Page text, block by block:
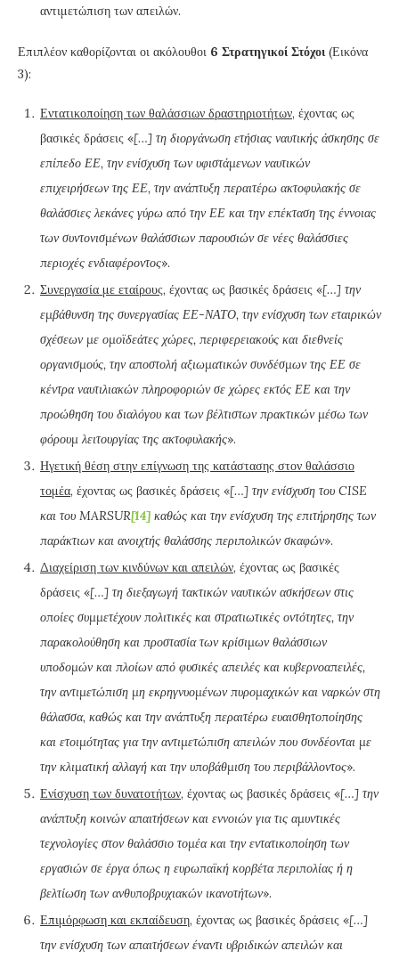
αντιμετώπιση των απειλών.
Επιπλέον καθορίζονται οι ακόλουθοι 6 Στρατηγικοί Στόχοι(Εικόνα
3):
Εντατικοποίηση των θαλάσσιων δραστηριοτήτων, έχοντας ως
βασικές δράσεις «[…] τη διοργάνωση ετήσιας ναυτικής άσκησης σε
επίπεδο ΕΕ, την ενίσχυση των υφιστάμενων ναυτικών
επιχειρήσεων της ΕΕ, την ανάπτυξη περαιτέρω ακτοφυλακής σε
θαλάσσιες λεκάνες γύρω από την ΕΕ και την επέκταση της έννοιας
των συντονισμένων θαλάσσιων παρουσιών σε νέες θαλάσσιες
περιοχές ενδιαφέροντος».
Συνεργασία με εταίρους, έχοντας ως βασικές δράσεις «[…] την
εμβάθυνση της συνεργασίας ΕΕ-ΝΑΤΟ, την ενίσχυση των εταιρικών
σχέσεων με ομοϊδεάτες χώρες, περιφερειακούς και διεθνείς
οργανισμούς, την αποστολή αξιωματικών συνδέσμων της ΕΕ σε
κέντρα ναυτιλιακών πληροφοριών σε χώρες εκτός ΕΕ και την
προώθηση του διαλόγου και των βέλτιστων πρακτικών μέσω των
φόρουμ λειτουργίας της ακτοφυλακής».
Ηγετική θέση στην επίγνωση της κατάστασης στον θαλάσσιο
τομέα, έχοντας ως βασικές δράσεις «[…] την ενίσχυση του CISE
και του MARSUR[14] καθώς και την ενίσχυση της επιτήρησης των
παράκτιων και ανοιχτής θαλάσσης περιπολικών σκαφών».
Διαχείριση των κινδύνων και απειλών, έχοντας ως βασικές
δράσεις «[…] τη διεξαγωγή τακτικών ναυτικών ασκήσεων στις
οποίες συμμετέχουν πολιτικές και στρατιωτικές οντότητες, την
παρακολούθηση και προστασία των κρίσιμων θαλάσσιων
υποδομών και πλοίων από φυσικές απειλές και κυβερνοαπειλές,
την αντιμετώπιση μη εκρηγνυομένων πυρομαχικών και ναρκών στη
θάλασσα, καθώς και την ανάπτυξη περαιτέρω ευαισθητοποίησης
και ετοιμότητας για την αντιμετώπιση απειλών που συνδέονται με
την κλιματική αλλαγή και την υποβάθμιση του περιβάλλοντος».
Ενίσχυση των δυνατοτήτων, έχοντας ως βασικές δράσεις «[…] την
ανάπτυξη κοινών απαιτήσεων και εννοιών για τις αμυντικές
τεχνολογίες στον θαλάσσιο τομέα και την εντατικοποίηση των
εργασιών σε έργα όπως η ευρωπαϊκή κορβέτα περιπολίας ή η
βελτίωση των ανθυποβρυχιακών ικανοτήτων».
Επιμόρφωση και εκπαίδευση, έχοντας ως βασικές δράσεις «[…]
την ενίσχυση των απαιτήσεων έναντι υβριδικών απειλών και